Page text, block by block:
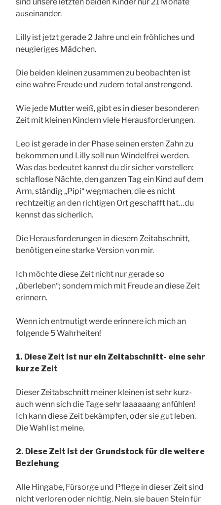
auseinander.
Lilly ist jetzt gerade 2 Jahre und ein fröhliches und
neugieriges Mädchen.
Die beiden kleinen zusammen zu beobachten ist
eine wahre Freude und zudem total anstrengend.
Wie jede Mutter weiß, gibt es in dieser besonderen
Zeit mit kleinen Kindern viele Herausforderungen.
Leo ist gerade in der Phase seinen ersten Zahn zu
bekommen und Lilly soll nun Windelfrei werden.
Was das bedeutet kannst du dir sicher vorstellen:
schlaflose Nächte, den ganzen Tag ein Kind auf dem
Arm, ständig „Pipi“ wegmachen, die es nicht
rechtzeitig an den richtigen Ort geschafft hat…du
kennst das sicherlich.
Die Herausforderungen in diesem Zeitabschnitt,
benötigen eine starke Version von mir.
Ich möchte diese Zeit nicht nur gerade so
„überleben“; sondern mich mit Freude an diese Zeit
erinnern.
Wenn ich entmutigt werde erinnere ich mich an
folgende 5 Wahrheiten!
1. Diese Zeit ist nur ein Zeitabschnitt- eine sehr
kurze Zeit
Dieser Zeitabschnitt meiner kleinen ist sehr kurz-
auch wenn sich die Tage sehr laaaaaang anfühlen!
Ich kann diese Zeit bekämpfen, oder sie gut leben.
Die Wahl ist meine.
2. Diese Zeit ist der Grundstock für die weitere
Beziehung
Alle Hingabe, Fürsorge und Pflege in dieser Zeit sind
nicht verloren oder nichtig. Nein, sie bauen Stein für